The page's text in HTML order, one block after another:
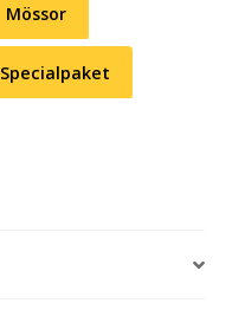
Mössor
Specialpaket